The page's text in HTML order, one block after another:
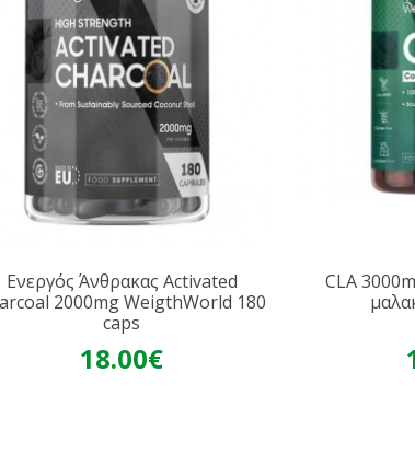
Ενεργός Άνθρακας Activated
2000mg WeigthWorld 180
caps
18.00€
CLA